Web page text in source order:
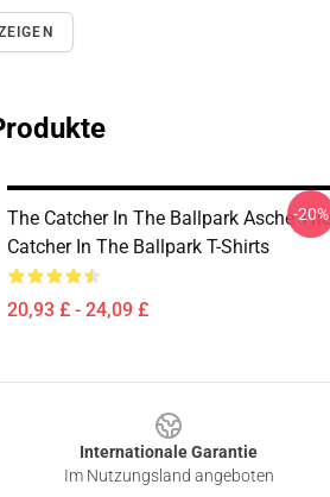
The Catcher In The Ballpark Asche The
Catcher In The Ballpark T-Shirts
20,93 £ - 24,09 £
-20%
Internationale Garantie
Im Nutzungsland angeboten